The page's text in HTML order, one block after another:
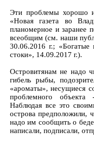
Эти проблемы хорошо
«Новая газета во
планомерное и заранее
всеобщим (см. наши
30.06.2016 г.; «Богатые
стоки», 14.09.2017 г.).
Островитянам не надо
гибель рыбы,
«ароматы», несущиеся
проблемного
Наблюдая все это
острова предположили,
надо им сообщить о
написали, подписали,